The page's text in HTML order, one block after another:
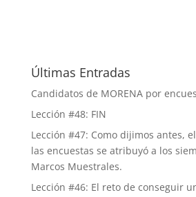
Últimas Entradas
Candidatos de MORENA por
Lección #48: FIN
Lección #47: Como dijimos antes,
las encuestas se atribuyó a los
Marcos Muestrales.
Lección #46: El reto de conseguir